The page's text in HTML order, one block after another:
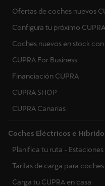
Ofertas de coches nuevos
Configura tu próximo CUPRA
Coches nuevos en stock
CUPRA For Business
Financiación CUPRA
CUPRA SHOP
CUPRA Canarias
Coches Eléctricos e
Planifica tu ruta -
Tarifas de carga para
Carga tu CUPRA en casa